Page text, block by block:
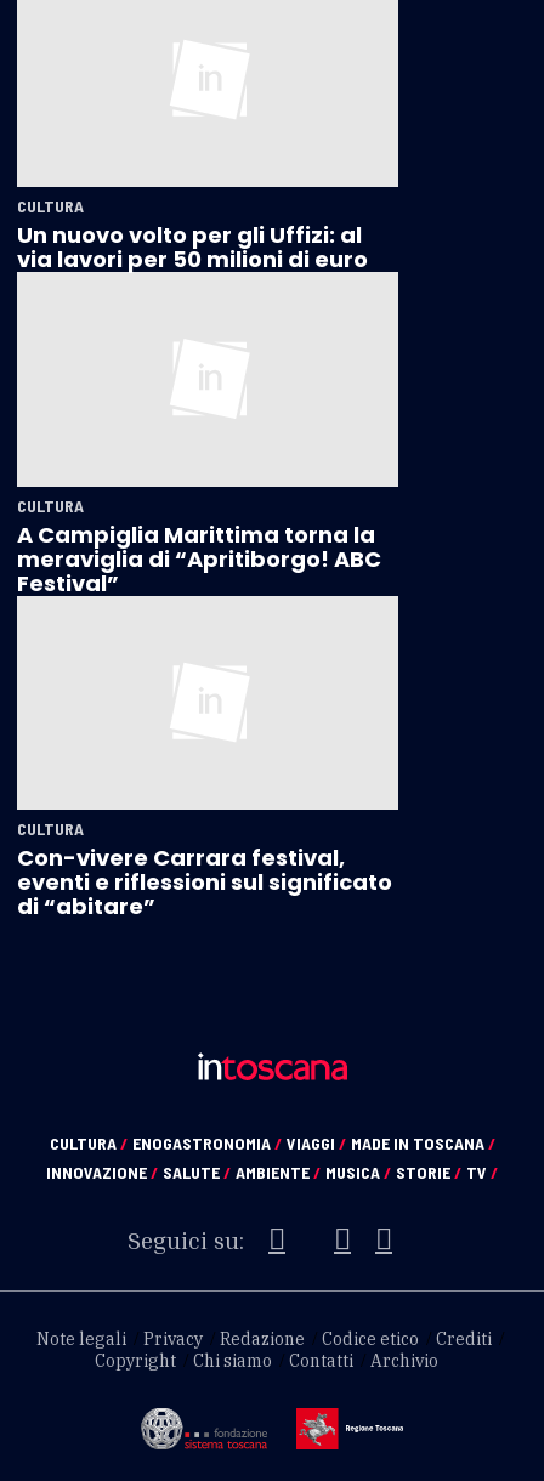
CULTURA
Un nuovo volto per gli Uffizi: al
via lavori per 50 milioni di euro
CULTURA
A Campiglia Marittima torna la
meraviglia di “Apritiborgo! ABC
Festival”
CULTURA
Con-vivere Carrara festival,
eventi e riflessioni sul significato
di “abitare”
CULTURA/ ENOGASTRONOMIA/ VIAGGI / MADE IN TOSCANA/
INNOVAZIONE/ SALUTE/ AMBIENTE/ MUSICA/ STORIE/ TV /
Seguici su:
Note legali Privacy Redazione Codice etico
Crediti
Copyright
Chi siamo Contatti Archivio